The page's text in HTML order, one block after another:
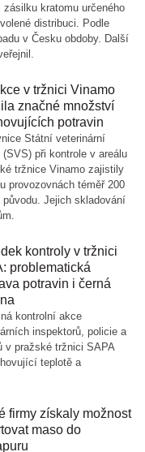
zásilku kratomu určeného
distribuci. Podle
v Česku obdoby. Další
v tržnici Vinamo
značné množství
potravin
Státní veterinární
(SVS) při kontrole v areálu
tržnice Vinamo zajistily
provozovnách téměř 200
původu. Jejich skladování
kontroly v tržnici
problematická
potravin i černá
kontrolní akce
inspektorů, policie a
v pražské tržnici SAPA
teplotě a
firmy získaly možnost
maso do